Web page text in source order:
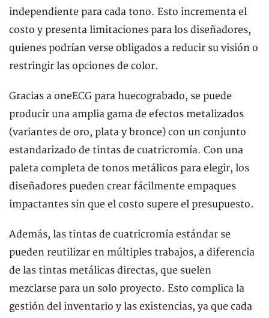
independiente para cada tono. Esto incrementa el
costo y presenta limitaciones para los diseñadores,
quienes podrían verse obligados a reducir su visión o
restringir las opciones de color.
Gracias a oneECG para huecograbado, se puede
producir una amplia gama de efectos metalizados
(variantes de oro, plata y bronce) con un conjunto
estandarizado de tintas de cuatricromía. Con una
paleta completa de tonos metálicos para elegir, los
diseñadores pueden crear fácilmente empaques
impactantes sin que el costo supere el presupuesto.
Además, las tintas de cuatricromía estándar se
pueden reutilizar en múltiples trabajos, a diferencia
de las tintas metálicas directas, que suelen
mezclarse para un solo proyecto. Esto complica la
gestión del inventario y las existencias, ya que cada